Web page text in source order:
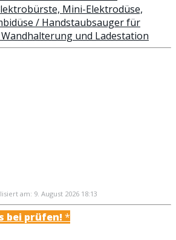
Mini-Elektrodüse,
/ Handstaubsauger für
und Ladestation
am: 9. August 2026 18:13
bei prüfen!*